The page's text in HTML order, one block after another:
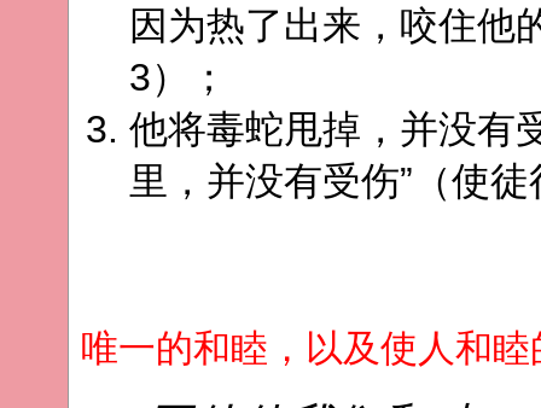
因为热了出来，咬住他
3）；
他将毒蛇甩掉，并没有
里，并没有受伤”（使
唯一的和睦，以及使人和睦